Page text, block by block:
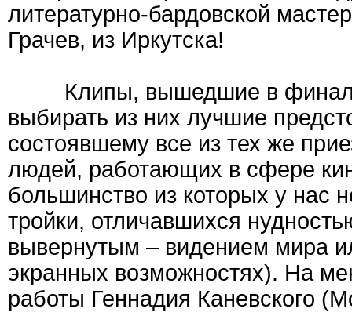
литературно-бардовской
Грачев, из Иркутска!
Клипы, вышедшие в финал,
выбирать из них лучшие
состоявшему все из тех же
людей, работающих в сфере
большинство из которых у нас
тройки, отличавшихся
вывернутым – видением мира
экранных возможностях). На
работы Геннадия Каневского